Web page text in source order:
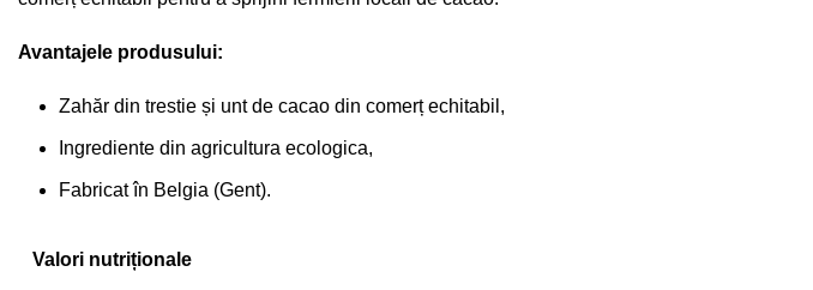
Avantajele produsului:
Zahăr din trestie și unt de cacao din comerț echitabil,
Ingrediente din agricultura ecologica,
Fabricat în Belgia (Gent).
Valori nutriționale